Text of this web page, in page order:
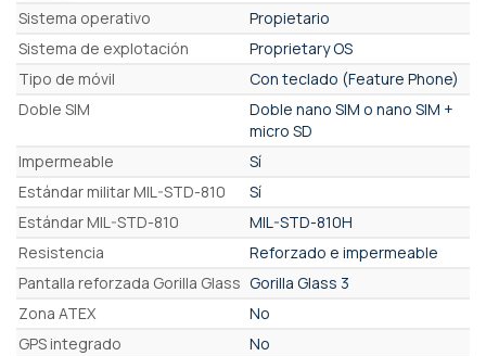
Características
Sistema operativo
Propietario
Sistema de explotación
Proprietary OS
Tipo de móvil
Con teclado (Feature Phone)
Doble SIM
Doble nano SIM o nano SIM +
micro SD
Impermeable
Sí
Estándar militar MIL-STD-810
Sí
Estándar MIL-STD-810
MIL-STD-810H
Resistencia
Reforzado e impermeable
Pantalla reforzada Gorilla Glass Gorilla Glass 3
Zona ATEX
No
GPS integrado
No